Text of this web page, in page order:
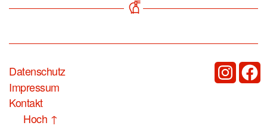
Datenschutz
Impressum
Kontakt
Hoch ↑
Instagram